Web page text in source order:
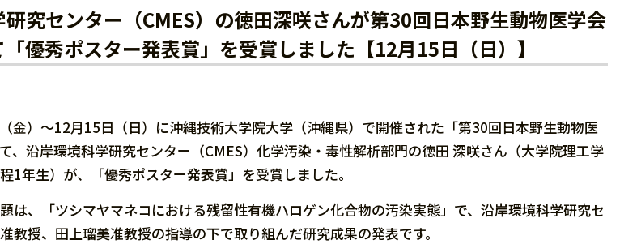
究センター（CMES）の徳田深咲さんが第30回日本野生動物医学会
優秀ポスター発表賞」を受賞しました【12月15日（日）】
金）～12月15日（日）に沖縄技術大学院大学（沖縄県）で開催された「第30回日本野生動物医
、沿岸環境科学研究センター（CMES）化学汚染・毒性解析部門の徳田 深咲さん（大学院理工学
1年生）が、「優秀ポスター発表賞」を受賞しました。
は、「ツシマヤマネコにおける残留性有機ハロゲン化合物の汚染実態」で、沿岸環境科学研究セ
教授、田上瑠美准教授の指導の下で取り組んだ研究成果の発表です。